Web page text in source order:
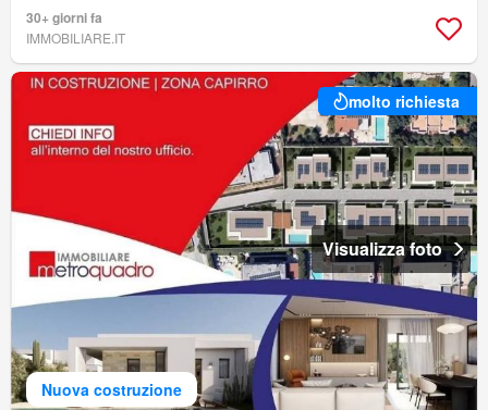
30+ giorni fa
IMMOBILIARE.IT
Nuova costruzione
molto richiesta
Visualizza foto